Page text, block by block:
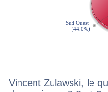
Vincent Zulawski, le